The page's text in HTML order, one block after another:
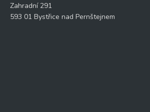
Zahradní 291
593 01 Bystřice nad Pernštejnem